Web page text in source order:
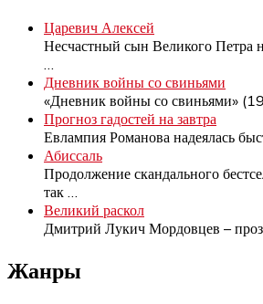
Царевич Алексей
Несчастный сын Великого Петра
Дневник войны со свиньями
«Дневник войны со свиньями»
Прогноз гадостей на завтра
Евлампия Романова надеялась
Абиссаль
Продолжение скандального
так
Великий раскол
Дмитрий Лукич Мордовцев –
Жанры